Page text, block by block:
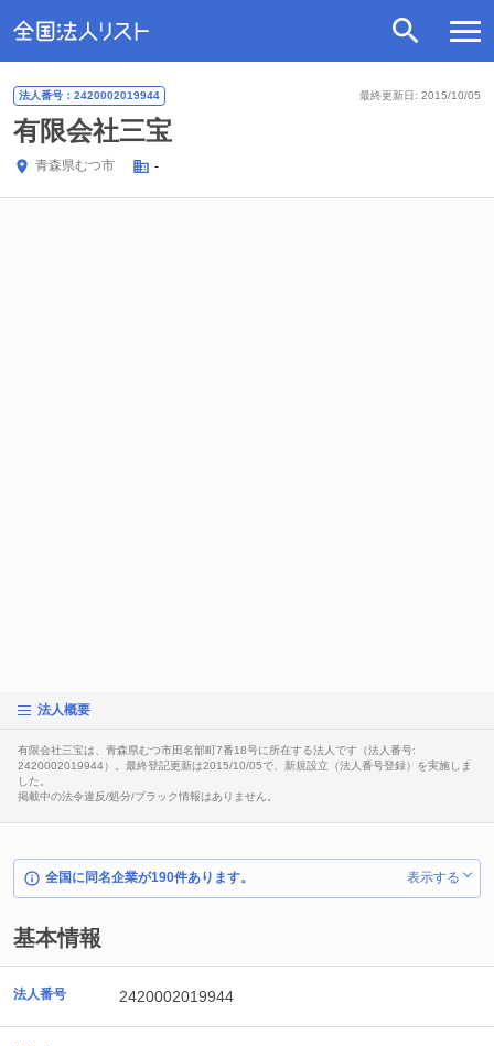
最終更新日: 2015/10/05
法人番号：2420002019944
有限会社三宝
青森県むつ市 -
法人概要
有限会社三宝は、青森県むつ市田名部町7番18号に所在する法人です（法人番号:
2420002019944）。最終登記更新は2015/10/05で、新規設立（法人番号登録）を実施しま
した。
掲載中の法令違反/処分/ブラック情報はありません。
全国に同名企業が190件あります。 表示する
基本情報
法人番号 2420002019944